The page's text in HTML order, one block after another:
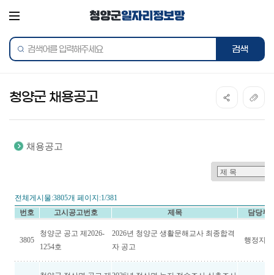
통합검색
검색어를
검색하
청양군 채용공고